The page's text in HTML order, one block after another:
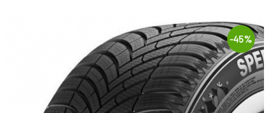
-45%